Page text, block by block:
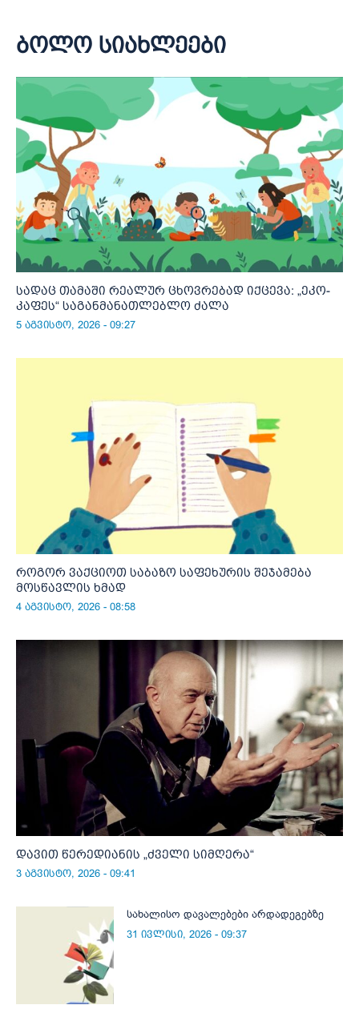
ბოლო სიახლეები
სადაც თამაში რეალურ ცხოვრებად იქცევა: „ეკო-
კაფეს“ საგანმანათლებლო ძალა
5 აგვისტო, 2026 - 09:27
როგორ ვაქციოთ საბაზო საფეხურის შეჯამება
მოსწავლის ხმად
4 აგვისტო, 2026 - 08:58
დავით წერედიანის „ძველი სიმღერა“
3 აგვისტო, 2026 - 09:41
სახალისო დავალებები არდადეგებზე
31 ივლისი, 2026 - 09:37